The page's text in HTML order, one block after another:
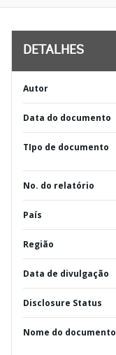
DETALHES
Autor
Data do documento
TIpo de documento
No. do relatório
País
Região
Data de divulgação
Disclosure Status
Nome do documento